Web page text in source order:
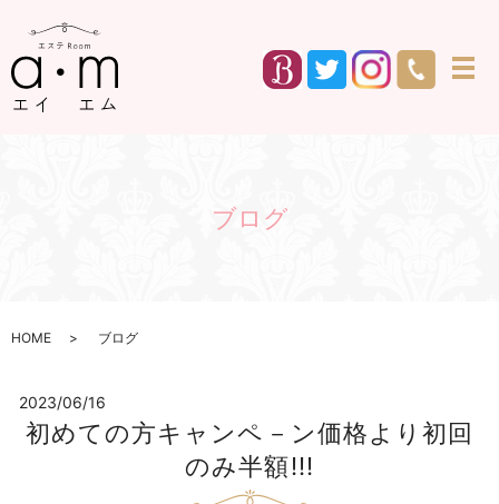
メ
ブログ
HOME ブログ
2023/06/16
初めての方キャンペ－ン価格より初回
のみ半額!!!